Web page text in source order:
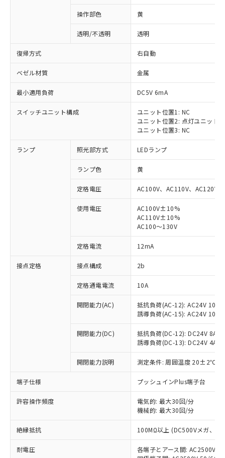
操作部色 黄
透明/不透明 透明
復帰方式 右自動
ベゼル材質 金属
最小適用負荷 DC5V 6mA
スイッチユニット構成
ユニット位置1: NC
ユニット位置2: 点灯ユニット
ユニット位置3: NC
ランプ 照光部方式 LEDランプ
ランプ色 黄
定格電圧 AC100V、AC110V、AC120V
使用電圧
AC100V±10%
AC110V±10%
AC100～130V
定格電流 12mA
接点定格 接点構成 2b
定格通電電流 10A
開閉能力(AC)
抵抗負荷(AC-12): AC24V 10A/
誘導負荷(AC-15): AC24V
開閉能力(DC)
抵抗負荷(DC-12): DC24V 8A/
誘導負荷(DC-13): DC24V 4A/
開閉能力説明 測定条件: 周囲温度 20±2℃、
端子仕様 プッシュインPlus端子台
許容操作頻度
電気的: 最大30回/分
機械的: 最大30回/分
絶縁抵抗 100MΩ以上 (DC500Vメガ、点
耐電圧
各端子とアース間: AC2500V
ご利用条件
以下の条件をお読みいただき、同意のうえ
本サービスは、当社制御機器事業取扱
商品の当社在庫状況および標準価格
(税抜)を提供させていただくもので
当社制御機器事業取扱商品の中には、
本サービスの対象外となる商品もある
ことをご了承ください。
在庫状況および標準価格照会結果は、
記載している更新日時点での社内デー
タに基づき作成されるものであり、閲
準価格とは異なる場合があることをご
対応済み：EU RoHS指令（10物質）の
非含有に対応した製品が提供可能な商品で
対応予定：EU RoHS指令（10物質）の非含
有に対応した製品に切り替える予定のある
対応予定なし：EU RoHS指令（10物質）の
非含有に非対応の商品で、対応品を出す予
調査・確認中：EU RoHS指令（10物質）の
非含有の対応状況を調査中または確認中の
非該当品：ライセンス料など無形物で、有
害物質有無と関係のない商品です。
仕入先様の事情により、非含有部品として
いたものが、含有品と判明した場合などや
むを得ず変更することがあります。
*EU RoHS指令（10物質）：
鉛(Pb) 1000ppm以下、 水銀(Hg) 1000ppm以下、 カド
六価クロム(Cr(Ⅵ)) 1000ppm以下、ポリ臭化ビフェニル
「○」：最大均質材料含有率が中国RoHSの
基準値以下であることを示します。
「×」：最大均質材料含有率が中国RoHSの
基準値を超えていることを示します。
「－」：未確認です。当社販売部門へお問
当社は、これら貴社製品のうち、外国
為替および外国貿易法に定める商品
（以下｢規制貨物等」という）を輸出
または国外への提供する場合は、日本
国政府の輸出許可(または役務取引許
可)を取得するなどの必要な手続きを